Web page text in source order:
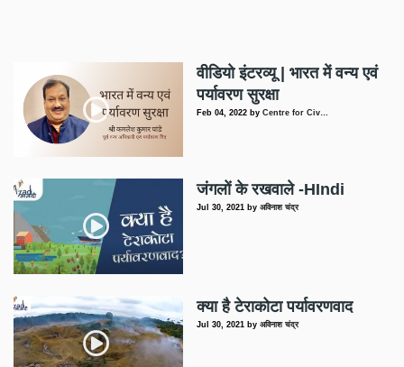
वीडियो इंटरव्यू | भारत में वन्य एवं
पर्यावरण सुरक्षा
Feb 04, 2022 byCentre for Civ…
जंगलों के रखवाले -HIndi
Jul 30, 2021 byअविनाश चंद्र
क्या है टेराकोटा पर्यावरणवाद
Jul 30, 2021 byअविनाश चंद्र